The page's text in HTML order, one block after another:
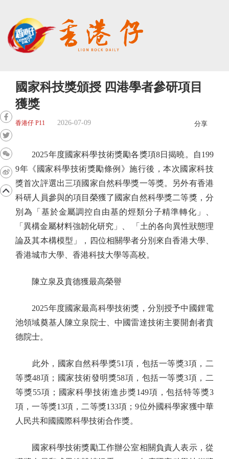
國家科技獎頒授 四港學者參研項目
獲獎
香港仔 P11 2026-07-09 分享
2025年度國家科學技術獎勵各獎項8日揭曉。自199
9年《國家科學技術獎勵條例》施行後，本次國家科技
獎首次評選出三項國家自然科學獎一等獎。另外有香港
科研人員參與的項目榮獲了國家自然科學獎二等獎，分
別為「基於金屬調控自由基的烴類分子精準轉化」、
「異構金屬材料強韌化研究」、 「土的各向異性狀態理
論及其本構模型」，四位相關學者分別來自香港大學、
香港城市大學、香港科技大學等高校。
陳立泉及賁德獲最高榮譽
2025年度國家最高科學技術獎，分別授予中國鋰電
池領域奠基人陳立泉院士、中國雷達技術主要開創者賁
德院士。
此外，國家自然科學獎51項，包括一等獎3項，二
等獎48項；國家技術發明獎58項，包括一等獎3項，二
等獎55項；國家科學技術進步獎149項，包括特等獎3
項，一等獎13項，二等獎133項；9位外國科學家獲中華
人民共和國國際科學技術合作獎。
國家科學技術獎勵工作辦公室相關負責人表示，從